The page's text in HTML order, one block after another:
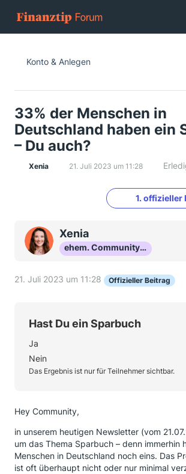
Konto & Anlegen
33% der Menschen in
Deutschland haben ein
– Du auch?
Xenia 21. Juli 2023 um 11:28
1. offizieller
Xenia
ehem. Community-Mod
21. Juli 2023 um 11:28 Offizieller Beitrag
Hast Du ein Sparbuch
Ja
Nein
Das Ergebnis ist nur für Teilnehmer sichtbar.
Hey Community,
in unserem heutigen Newsletter (vom
um das Thema Sparbuch – denn immerhin
Menschen in Deutschland noch eins. Das
ist oft überhaupt nicht oder nur minimal